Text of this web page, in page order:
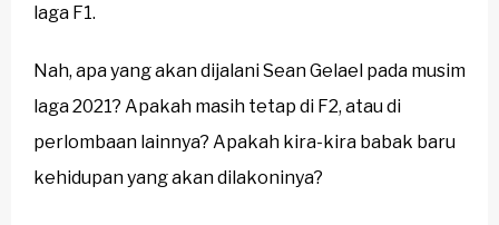
laga F1.
Nah, apa yang akan dijalani Sean Gelael pada musim
laga 2021? Apakah masih tetap di F2, atau di
perlombaan lainnya? Apakah kira-kira babak baru
kehidupan yang akan dilakoninya?